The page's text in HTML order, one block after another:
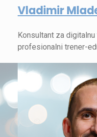
Vladimir
Konsultant za
profesionalni trener-